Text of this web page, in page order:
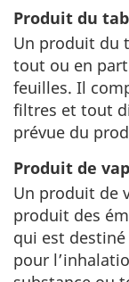
Produit du
Un produit du
tout ou en
feuilles. Il
filtres et tout
prévue du
Produit de
Un produit de
produit des
qui est
pour